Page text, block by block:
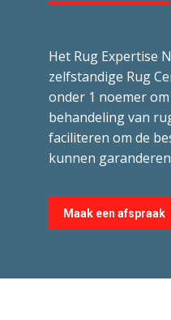
Het Rug Expertise
zelfstandige Rug
onder 1 noemer
behandeling van
faciliteren om de
kunnen
Maak een afspraak